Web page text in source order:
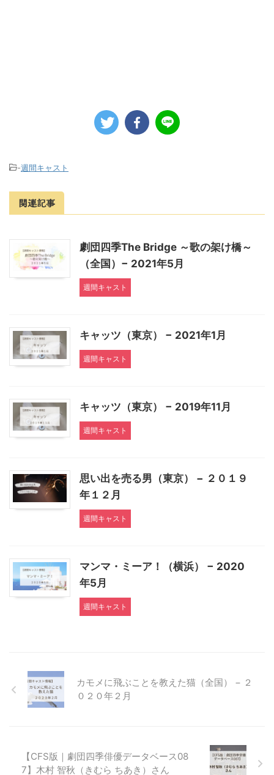
-週間キャスト
関連記事
劇団四季The Bridge ～歌の架け橋～
（全国）− 2021年5月
週間キャスト
キャッツ（東京） − 2021年1月
週間キャスト
キャッツ（東京） − 2019年11月
週間キャスト
思い出を売る男（東京） − ２０１９
年１２月
週間キャスト
マンマ・ミーア！（横浜） − 2020
年5月
週間キャスト
カモメに飛ぶことを教えた猫（全国） − ２
０２０年２月
【CFS版｜劇団四季俳優データベース08
7】木村 智秋（きむら ちあき）さん